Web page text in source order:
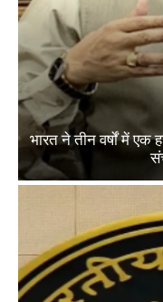
भारत ने तीन वर्षों में एक